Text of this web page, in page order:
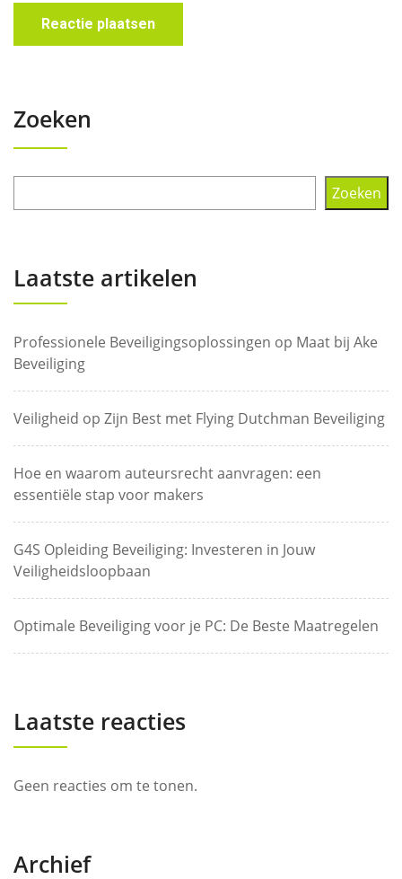
Zoeken
Zoeken
Laatste artikelen
Professionele Beveiligingsoplossingen op Maat bij Ake
Beveiliging
Veiligheid op Zijn Best met Flying Dutchman Beveiliging
Hoe en waarom auteursrecht aanvragen: een
essentiële stap voor makers
G4S Opleiding Beveiliging: Investeren in Jouw
Veiligheidsloopbaan
Optimale Beveiliging voor je PC: De Beste Maatregelen
Laatste reacties
Geen reacties om te tonen.
Archief